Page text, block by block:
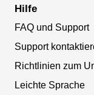
Hilfe
FAQ und Support
Support
Richtlinien zum
Leichte Sprache